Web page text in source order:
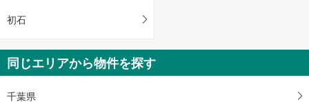
初石
同じエリアから物件を探す
千葉県